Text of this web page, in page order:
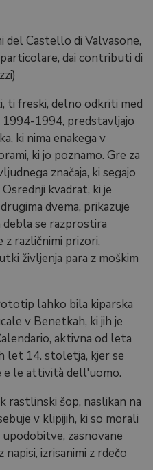
Castello di Valvasone,
dai contributi di
ti freski, delno odkriti med
1994, predstavljajo
ki nima enakega v
ki jo poznamo. Gre za
značaja, ki segajo
kvadrat, ki je
dvema, prikazuje
se razprostira
z različnimi prizori,
življenja para z moškim
lahko bila kiparska
v Benetkah, ki jih je
aktivna od leta
let 14. stoletja, kjer se
e le attività dell'uomo.
rastlinski šop, naslikan na
v klipijih, ki so morali
zasnovane
izrisanimi z rdečo